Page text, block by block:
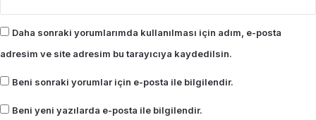
Daha sonraki yorumlarımda kullanılması için adım, e-posta
adresim ve site adresim bu tarayıcıya kaydedilsin.
Beni sonraki yorumlar için e-posta ile bilgilendir.
Beni yeni yazılarda e-posta ile bilgilendir.